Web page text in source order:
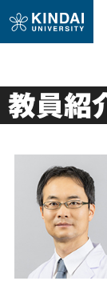
教員紹